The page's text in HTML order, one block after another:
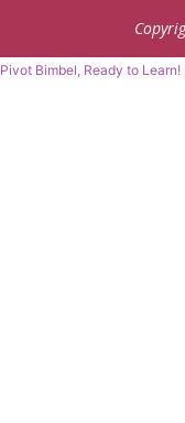
Pivot Bimbel, Ready to Learn!